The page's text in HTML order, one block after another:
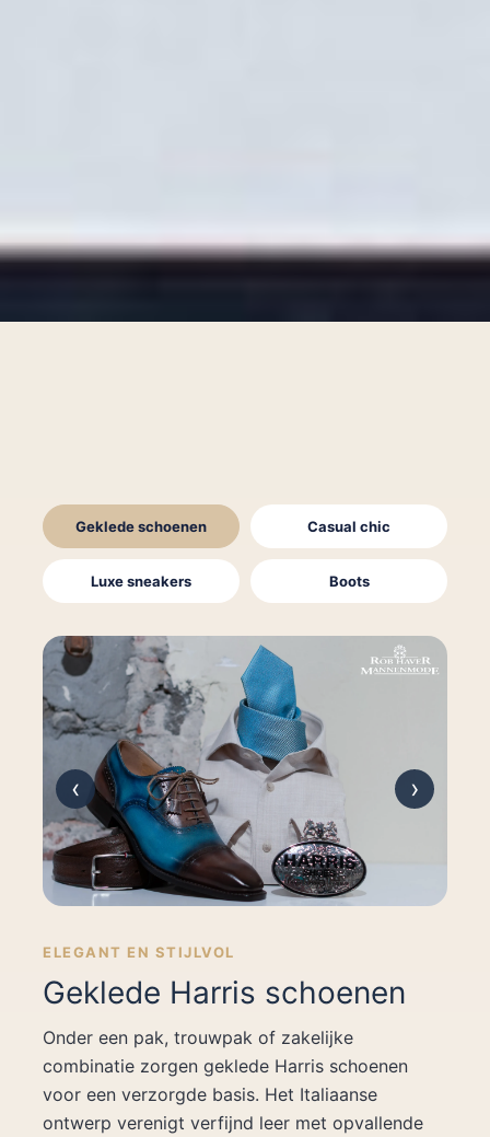
Geklede schoenen Casual chic
Luxe sneakers Boots
ELEGANT EN STIJLVOL
Geklede Harris schoenen
Onder een pak, trouwpak of zakelijke
combinatie zorgen geklede Harris schoenen
voor een verzorgde basis. Het Italiaanse
ontwerp verenigt verfijnd leer met opvallende
‹ ›